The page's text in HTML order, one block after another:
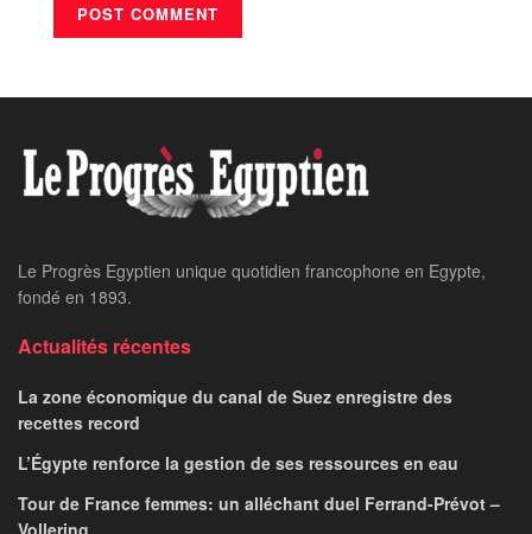
Le Progrès Egyptien unique quotidien francophone en Egypte,
fondé en 1893.
Actualités récentes
La zone économique du canal de Suez enregistre des
recettes record
L’Égypte renforce la gestion de ses ressources en eau
Tour de France femmes: un alléchant duel Ferrand-Prévot –
Vollering